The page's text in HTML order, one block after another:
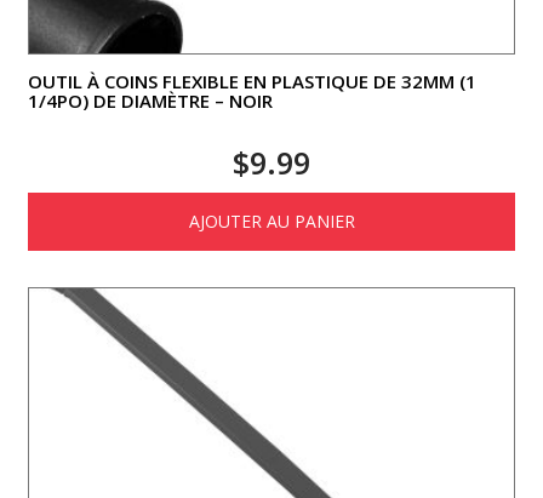
OUTIL À COINS FLEXIBLE EN PLASTIQUE DE 32MM (1
1/4PO) DE DIAMÈTRE – NOIR
$9.99
AJOUTER AU PANIER